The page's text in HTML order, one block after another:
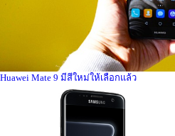
Huawei Mate 9 มีสีใหม่ให้เลือกแล้ว